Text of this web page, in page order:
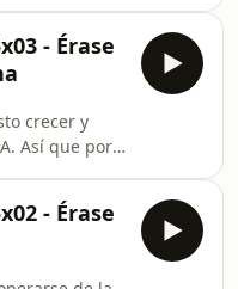
allanamiento
Tenemos
de las mil
No lo
de Estado
ha
quieren
que le van a
esta vez.
- Érase
crecer y
Así que por
resúmenes.
parece la
pero nos
la
- Érase